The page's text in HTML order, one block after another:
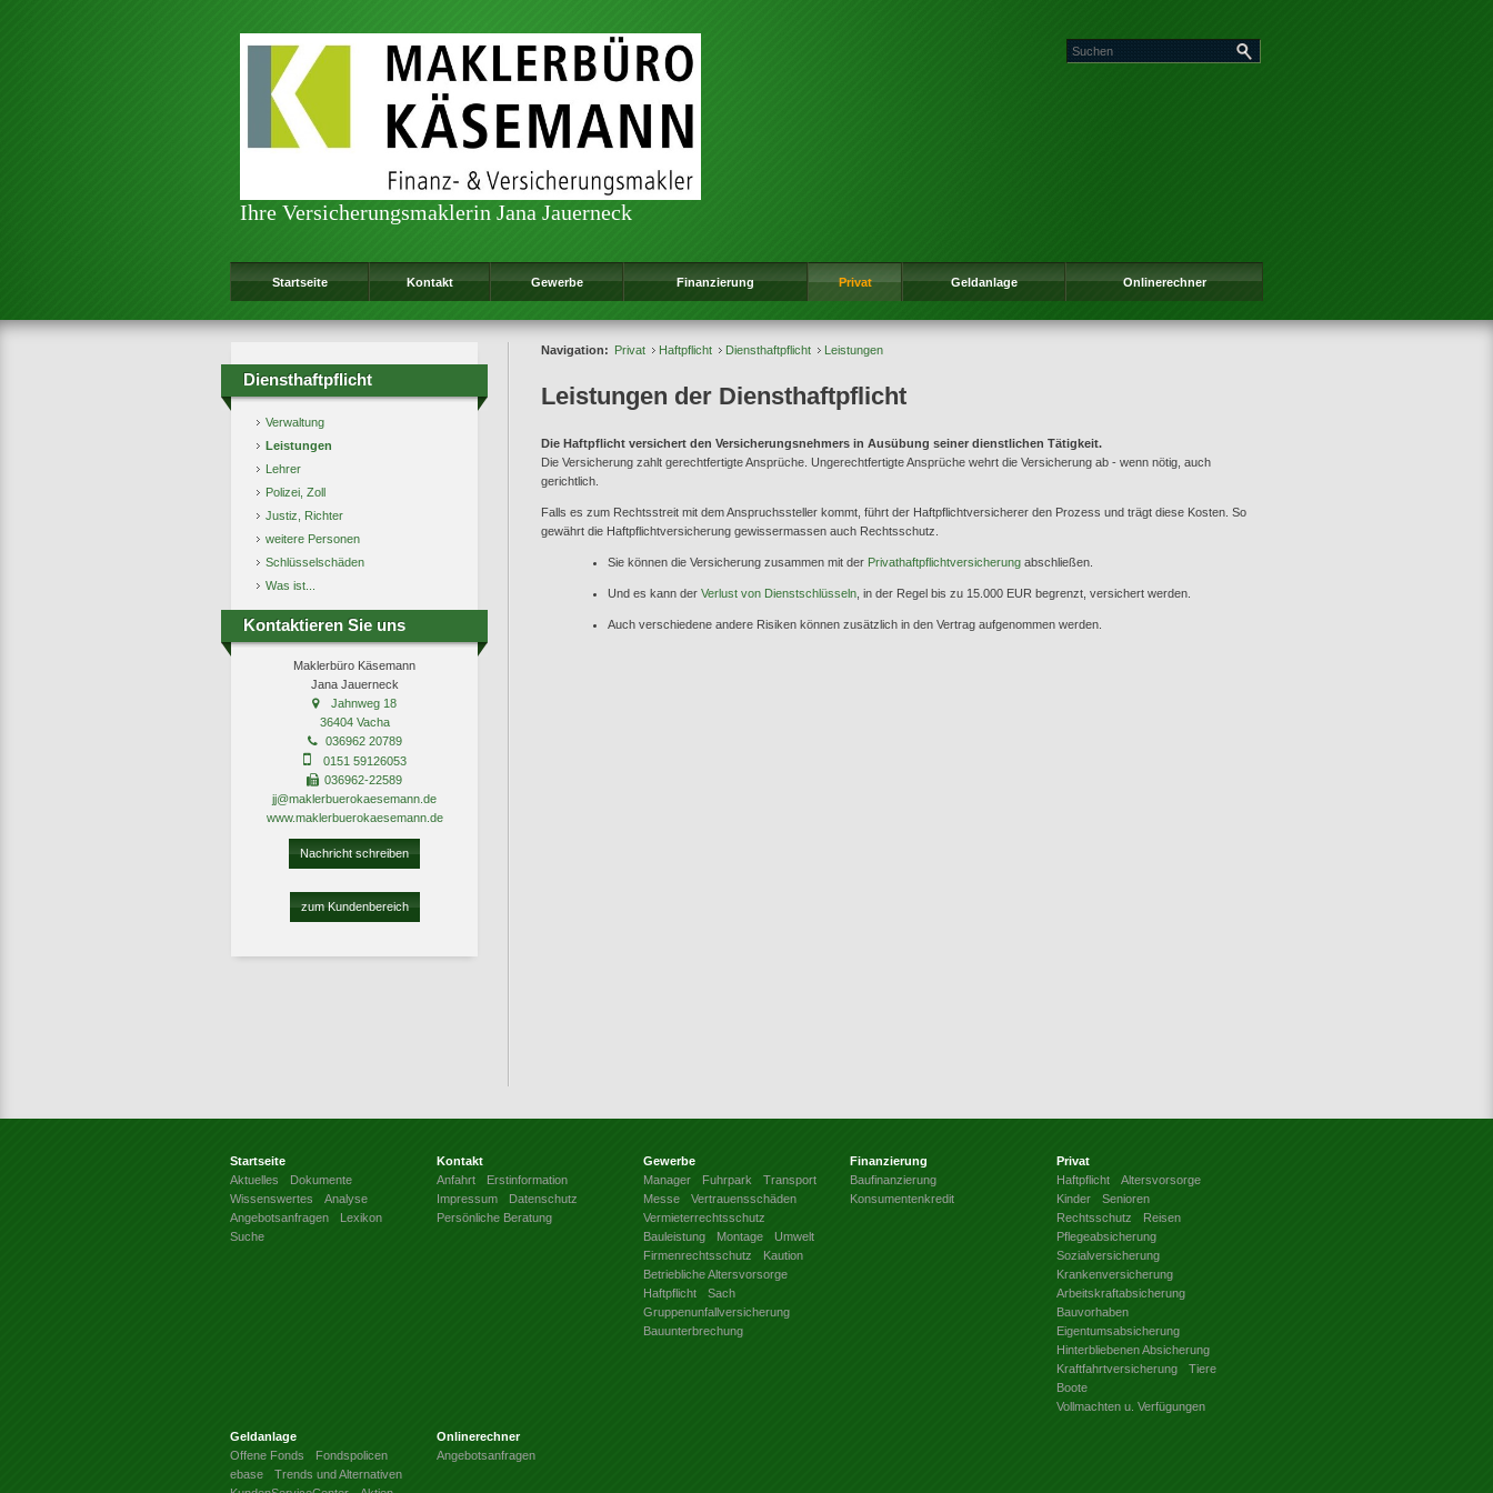
Ihre Versicherungsmaklerin Jana Jauerneck
Startseite Kontakt Gewerbe Finanzierung Privat Geldanlage Onlinerechner
Diensthaftpflicht
Verwaltung
Leistungen
Lehrer
Polizei, Zoll
Justiz, Richter
weitere Personen
Schlüsselschäden
Was ist...
Kontaktieren Sie uns
Maklerbüro Käsemann
Jana Jauerneck
Jahnweg 18
36404 Vacha
036962 20789
0151 59126053
036962-22589
jj@maklerbuerokaesemann.de
www.maklerbuerokaesemann.de
Nachricht schreiben
zum Kundenbereich
Navigation: Privat Haftpflicht Diensthaftpflicht Leistungen
Leistungen der Diensthaftpflicht
Die Haftpflicht versichert den Versicherungsnehmers in Ausübung seiner dienstlichen Tätigkeit.
Die Versicherung zahlt gerechtfertigte Ansprüche. Ungerechtfertigte Ansprüche wehrt die Versicherung ab - wenn nötig, auch
gerichtlich.
Falls es zum Rechtsstreit mit dem Anspruchssteller kommt, führt der Haftpflichtversicherer den Prozess und trägt diese Kosten. So
gewährt die Haftpflichtversicherung gewissermassen auch Rechtsschutz.
Sie können die Versicherung zusammen mit der Privathaftpflichtversicherung abschließen.
Und es kann der Verlust von Dienstschlüsseln , in der Regel bis zu 15.000 EUR begrenzt, versichert werden.
Auch verschiedene andere Risiken können zusätzlich in den Vertrag aufgenommen werden.
Startseite
Aktuelles
Dokumente
Wissenswertes
Analyse
Angebotsanfragen
Lexikon
Suche
Kontakt
Anfahrt
Erstinformation
Impressum
Datenschutz
Persönliche Beratung
Gewerbe
Manager
Fuhrpark
Transport
Messe
Vertrauensschäden
Vermieterrechtsschutz
Bauleistung
Montage
Umwelt
Firmenrechtsschutz
Kaution
Betriebliche Altersvorsorge
Haftpflicht
Sach
Gruppenunfallversicherung
Bauunterbrechung
Finanzierung
Baufinanzierung
Konsumentenkredit
Privat
Haftpflicht
Altersvorsorge
Kinder
Senioren
Rechtsschutz
Reisen
Pflegeabsicherung
Sozialversicherung
Krankenversicherung
Arbeitskraftabsicherung
Bauvorhaben
Eigentumsabsicherung
Hinterbliebenen Absicherung
Kraftfahrtversicherung
Tiere
Boote
Vollmachten u. Verfügungen
Geldanlage
Offene Fonds
Fondspolicen
ebase
Trends und Alternativen
Onlinerechner
Angebotsanfragen